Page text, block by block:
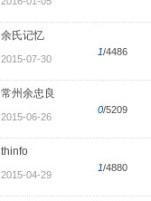
余氏记忆
2015-07-30
1/4486
常州余忠良
2015-06-26
0/5209
thinfo
2015-04-29
1/4880